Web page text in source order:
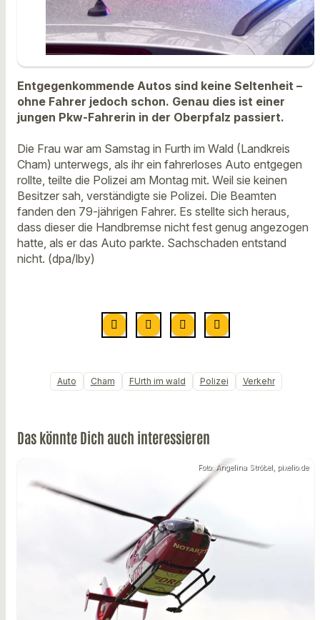
Entgegenkommende Autos sind keine Seltenheit –
ohne Fahrer jedoch schon. Genau dies ist einer
jungen Pkw-Fahrerin in der Oberpfalz passiert.
Die Frau war am Samstag in Furth im Wald (Landkreis
Cham) unterwegs, als ihr ein fahrerloses Auto entgegen
rollte, teilte die Polizei am Montag mit. Weil sie keinen
Besitzer sah, verständigte sie Polizei. Die Beamten
fanden den 79-jährigen Fahrer. Es stellte sich heraus,
dass dieser die Handbremse nicht fest genug angezogen
hatte, als er das Auto parkte. Sachschaden entstand
nicht. (dpa/lby)
Auto Cham FUrth im wald Polizei Verkehr
Das könnte Dich auch interessieren
Foto: Angelina Ströbel, pixelio.de